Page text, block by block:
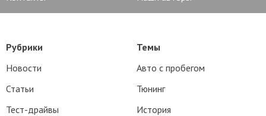
Рубрики
Новости
Статьи
Тест-драйвы
Темы
Авто с пробегом
Тюнинг
История